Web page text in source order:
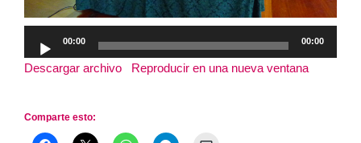
Reproductor
de
audio
00:00 00:00
Descargar archivo Reproducir en una nueva ventana
Comparte esto: